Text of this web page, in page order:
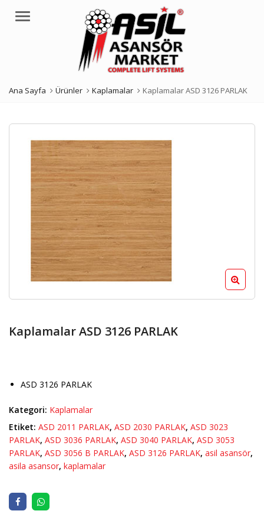
Menü
Ana Sayfa Ürünler Kaplamalar Kaplamalar ASD 3126 PARLAK
Kaplamalar ASD 3126 PARLAK
ASD 3126 PARLAK
Kategori: Kaplamalar
Etiket: ASD 2011 PARLAK, ASD 2030 PARLAK, ASD 3023
PARLAK, ASD 3036 PARLAK, ASD 3040 PARLAK, ASD 3053
PARLAK, ASD 3056 B PARLAK, ASD 3126 PARLAK, asil asansör,
asila asansor, kaplamalar